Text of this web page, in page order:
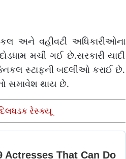
અને વહીવટી અધિકારીઓના
મચી ગઈ છે.સરકારી યાદી
સ્ટાફની બદલીઓ કરાઈ છે.
સમાવેશ થાય છે.
રેસ્ક્યૂ